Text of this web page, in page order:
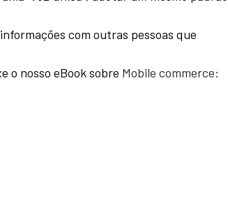
com outras pessoas que
o nosso eBook sobre Mobile commerce: